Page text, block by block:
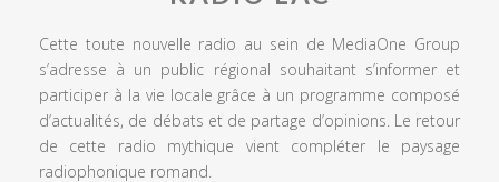
Cette toute nouvelle radio au sein de MediaOne Group
s’adresse à un public régional souhaitant s’informer et
participer à la vie locale grâce à un programme composé
d’actualités, de débats et de partage d’opinions. Le retour
de cette radio mythique vient compléter le paysage
radiophonique romand.